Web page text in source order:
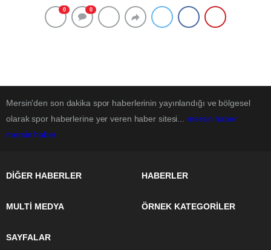
0 0
Mersin'den son dakika spor haberlerinin yayınlandığı ve bölgesel
olarak spor haberlerine yer veren haber sitesi... mersin haber
mersin haber
DİĞER HABERLER HABERLER
MULTİ MEDYA ÖRNEK KATEGORİLER
SAYFALAR